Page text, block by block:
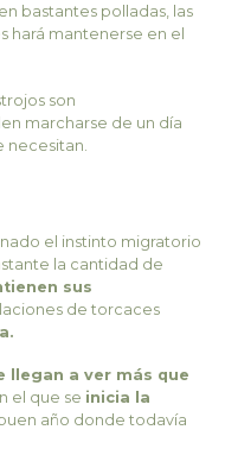
bastantes polladas, las
hará mantenerse en el
son
marcharse de un día
necesitan.
el instinto migratorio
la cantidad de
sus
de torcaces
llegan a ver más que
el que se inicia la
año donde todavía